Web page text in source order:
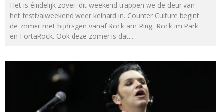
Het is éindelijk zover: dit weekend trappen we de deur van
het festivalweekend weer keihard in. Counter Culture begint
de zomer met bijdragen vanaf Rock am Ring, Rock im Park
en FortaRock. Ook deze zomer is dat...